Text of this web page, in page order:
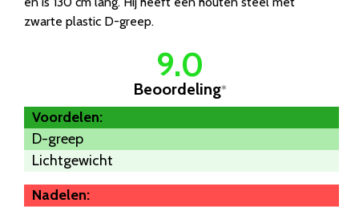
zwarte plastic D-greep.
9.0
Beoordeling*
Voordelen:
D-greep
Lichtgewicht
Nadelen: